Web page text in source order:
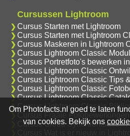
Cursussen Lightroom
Cursus Starten met Lightroom
Cursus Starten met Lightroom
Cursus Maskeren in Lightroom
Cursus Lightroom Classic
Cursus Portretfoto's bewerken
Cursus Lightroom Classic
Cursus Lightroom Classic Tips
Cursus Lightroom Classic
Cursus Lightroom Classic
Cursus Lightroom Classic
Cursus Fraaie
Cursus Cloud Synchronisatie
Om Photofacts.nl goed te laten
van cookies. Bekijk ons